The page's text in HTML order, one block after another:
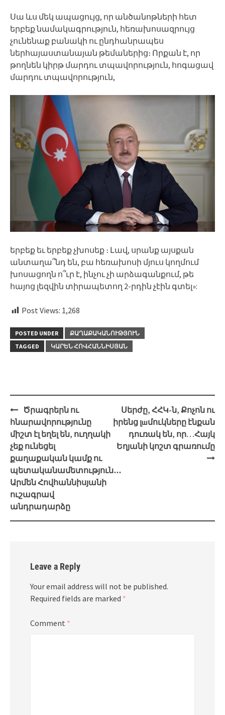
Սա ևս մեկ ապացույց, որ անծանոթների հետ
երբեք նամակագրություն, հեռախոսազրույց
չունենաք բանակի ու ընդհանրապես
ներհայաստանայան թեմաներից։ Որքան է, որ
թողնեն կիրթ մարդու տպավորություն, հոգացավ
մարդու տպավորություն,
երբեք եւ երբեք չխոսեք ։ Լավ, սրանք այսքան
անտաղա՞նդ են, բա հեռախոսի մյուս կողմում
խոսացողն ո՞ւր է, ինչու չի արձագանքում, թե
հայոց լեզվին տիրապետող 2-րդին չէին գտել»:
Post Views: 1,268
POSTED UNDER
ՔԱՂԱՔԱԿԱՆՈՒԹՅՈՒՆ
TAGGED
ԿԱՐԵՆ ՀՈՎՀԱՆՆԻՍՅԱՆ
Post
navigation
Ծրագրերն ու
հնարավորությունը
միշտ էլ եղել են, ուղղակի
չեք ունեցել
քաղաքական կամք ու
պետականամետություն․․․
Արմեն Հովհաննիսյանի
ուշագրավ
անդրադարձը
Սերժը, ՀՀԿ-ն, Քոչոն ու
իրենց լшմուկները էնքան
դուռակ են, որ…Հայկ
Եղյանի կոշտ գրառումը
Leave a Reply
Your email address will not be published.
Required fields are marked *
Comment *